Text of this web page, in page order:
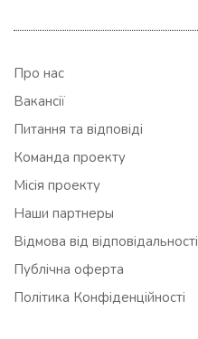
Про нас
Вакансії
Питання та відповіді
Команда проекту
Місія проекту
Наши партнеры
Відмова від відповідальності
Публічна оферта
Політика Конфіденційності